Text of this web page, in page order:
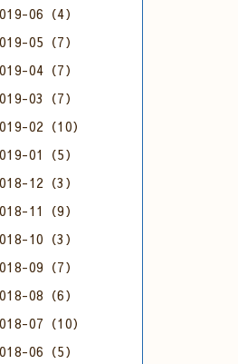
06（4）
05（7）
04（7）
03（7）
02（10）
01（5）
12（3）
11（9）
10（3）
09（7）
08（6）
07（10）
06（5）